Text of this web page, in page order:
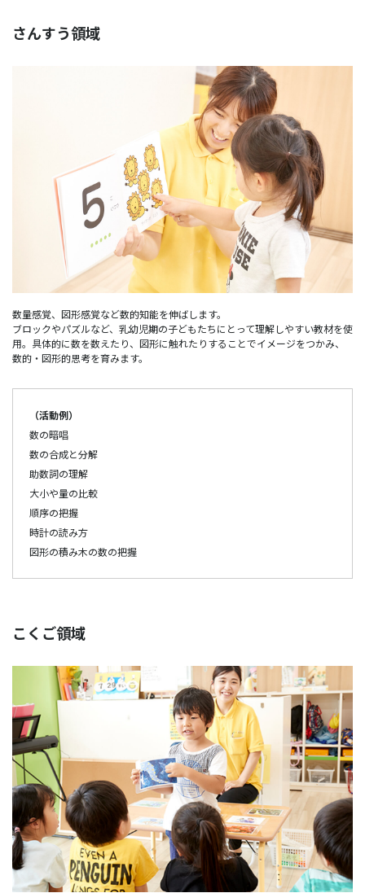
さんすう領域
数量感覚、図形感覚など数的知能を伸ばします。
ブロックやパズルなど、乳幼児期の子どもたちにとって理解しやすい教材を使
用。具体的に数を数えたり、図形に触れたりすることでイメージをつかみ、
数的・図形的思考を育みます。
（活動例）
数の暗唱
数の合成と分解
助数詞の理解
大小や量の比較
順序の把握
時計の読み方
図形の積み木の数の把握
こくご領域